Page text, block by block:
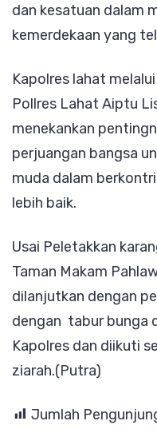
dan kesatuan dalam
kemerdekaan yang
Kapolres lahat
Pollres Lahat Aiptu
menekankan
perjuangan bangsa
muda dalam
lebih baik.
Usai Peletakkan
Taman Makam
dilanjutkan dengan
dengan tabur bunga
Kapolres dan diikuti
ziarah.(Putra)
Jumlah